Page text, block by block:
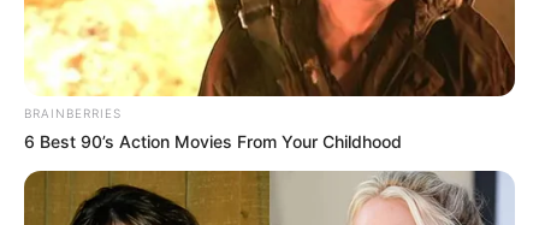
BRAINBERRIES
6 Best 90’s Action Movies From Your Childhood